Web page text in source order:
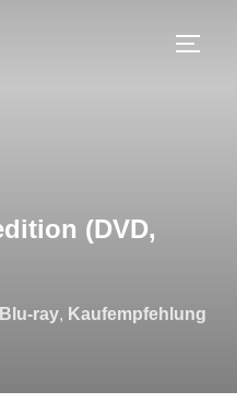
(DVD,
ray, Kaufempfehlung